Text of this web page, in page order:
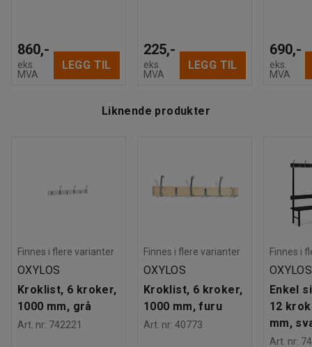
860,-
eks.
MVA
LEGG TIL
225,-
eks.
MVA
LEGG TIL
690,-
eks.
MVA
Liknende produkter
Finnes i flere varianter
OXYLOS
Kroklist, 6 kroker,
1000 mm, grå
Art. nr: 742221
Finnes i flere varianter
OXYLOS
Kroklist, 6 kroker,
1000 mm, furu
Art. nr: 40773
Finnes i
OXYLOS
Enkel
12
mm,
Art. nr: